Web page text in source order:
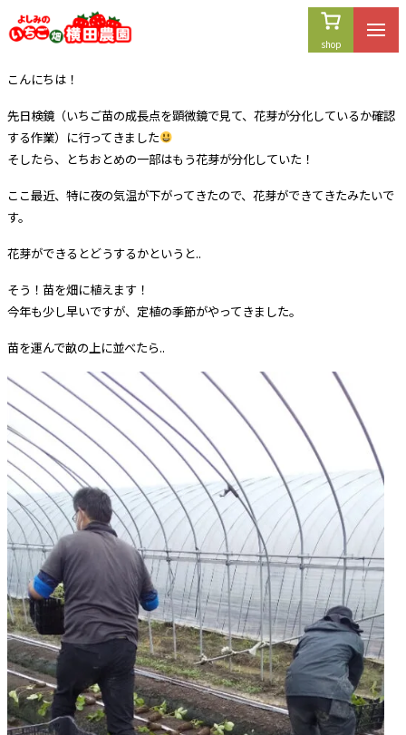
内
容
ス
キ
ッ
プ
こんにちは！
先日検鏡（いちご苗の成長点を顕微鏡で見て、花芽が分化しているか確認
する作業）に行ってきました
そしたら、とちおとめの一部はもう花芽が分化していた！
ここ最近、特に夜の気温が下がってきたので、花芽ができてきたみたいで
す。
花芽ができるとどうするかというと..
そう！苗を畑に植えます！
今年も少し早いですが、定植の季節がやってきました。
苗を運んで畝の上に並べたら..